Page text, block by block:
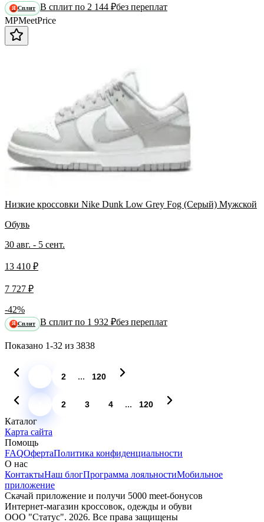
Я Сплит В сплит по 2 144 ₽без переплат
MPMeetPrice
Низкие кроссовки Nike Dunk Low Grey Fog (Серый) Мужской
Обувь
30 авг. - 5 сент.
13 410 ₽
7 727 ₽
-42%
Я Сплит В сплит по 1 932 ₽без переплат
Показано 1-32 из 3838
2 ... 120
2 3 4 ... 120
Каталог
Карта сайта
Помощь
FAQОфертаПолитика конфиденциальности
О нас
КонтактыНаш блогПрограмма лояльностиМобильное
приложение
Скачай приложение и получи 5000 meet-бонусов
Интернет-магазин кроссовок, одежды и обуви
ООО "Статус". 2026. Все права защищены